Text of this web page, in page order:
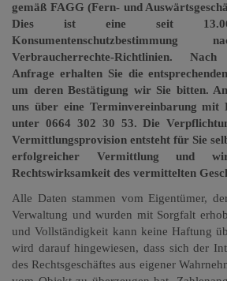
gemäß FAGG (Fern- und
Dies ist eine seit
Verbraucherrechte-Richtlinien.
Anfrage erhalten Sie die
um deren Bestätigung wir Sie bitten.
uns über eine Terminvereinbarung mit
unter 0664 302 30 53. Die
Vermittlungsprovision entsteht für Sie
erfolgreicher Vermittlung und
Rechtswirksamkeit des vermittelten
Alle Daten stammen vom Eigentümer,
Verwaltung und wurden mit Sorgfalt
und Vollständigkeit kann keine Haftung
wird darauf hingewiesen, dass sich der
des Rechtsgeschäftes aus eigener